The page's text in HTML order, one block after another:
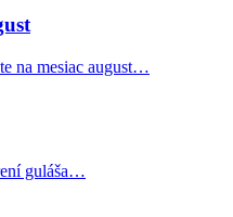
na mesiac august…
guláša…